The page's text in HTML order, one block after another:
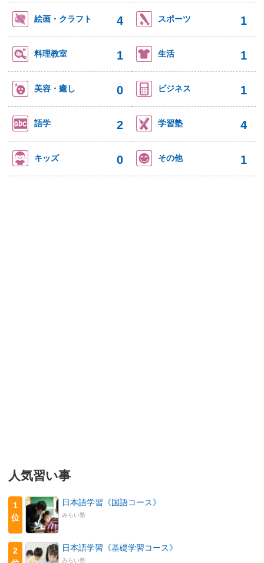
絵画・クラフト 4 スポーツ 1
料理教室 1 生活 1
美容・癒し 0 ビジネス 1
語学 2 学習塾 4
キッズ 0 その他 1
人気習い事
1
位
日本語学習《国語コース》
みらい塾
2
日本語学習《基礎学習コース》
みらい塾